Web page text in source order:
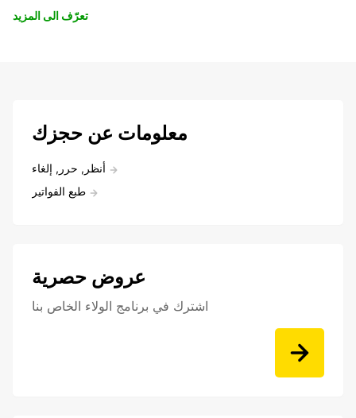
تعرّف الى المزيد
معلومات عن حجزك
أنظر, حرر, إلغاء
طبع الفواتير
عروض حصرية
اشترك في برنامج الولاء الخاص بنا